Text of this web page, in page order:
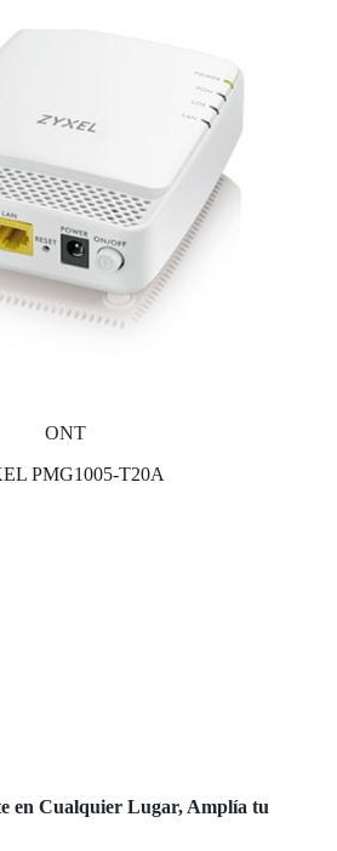
ONT
PMG1005-T20A
en Cualquier Lugar, Amplía tu